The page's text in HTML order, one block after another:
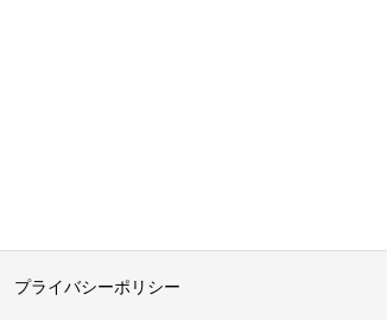
プライバシーポリシー